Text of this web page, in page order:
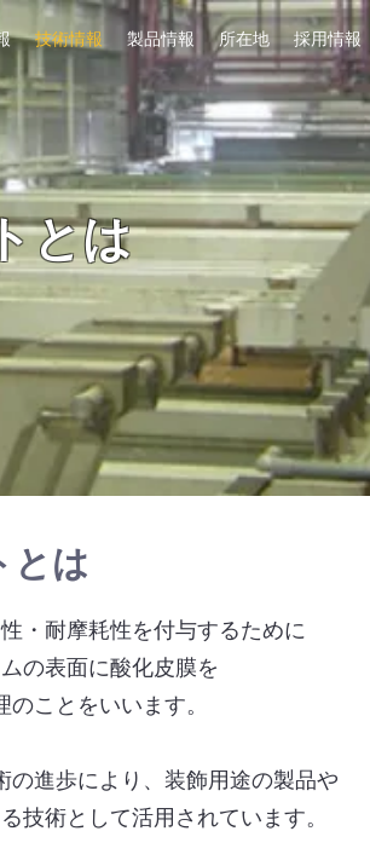
技術情報 製品情報 所在地 採用情報
とは
とは
・耐摩耗性を付与するために
の表面に​酸化皮膜を
ことをいいます。
進歩により、装飾用途の製品や
技術として活用されています。